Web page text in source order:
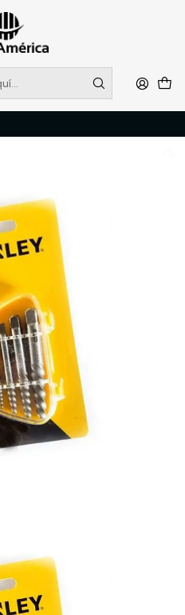
EN TIENDA, DESDE
más
HERRAMIENTAS MANUALES
TORNILLOS (78-023)